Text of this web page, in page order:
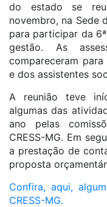
do estado se
novembro, na Sede
para participar da
gestão. As
compareceram
e dos assistentes
A reunião teve
algumas das
ano pelas
CRESS-MG. Em
a prestação de
proposta
Confira, aqui,
CRESS-MG.